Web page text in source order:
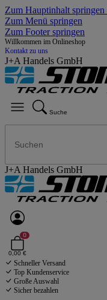
Zum Hauptinhalt springen
Zum Menü springen
Zum Footer springen
Willkommen im Onlineshop
Kontakt zu uns
J+A Handels GmbH
Suche
J+A Handels GmbH
0
0,00 €
Schneller Versand
Top Kundenservice
Große Auswahl
Sicher bezahlen